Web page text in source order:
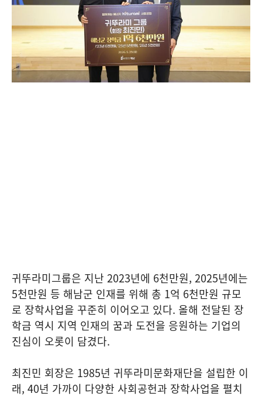
귀뚜라미그룹은 지난 2023년에 6천만원, 2025년에는
5천만원 등 해남군 인재를 위해 총 1억 6천만원 규모
로 장학사업을 꾸준히 이어오고 있다. 올해 전달된 장
학금 역시 지역 인재의 꿈과 도전을 응원하는 기업의
진심이 오롯이 담겼다.
최진민 회장은 1985년 귀뚜라미문화재단을 설립한 이
래, 40년 가까이 다양한 사회공헌과 장학사업을 펼치